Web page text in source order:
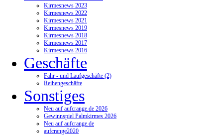
Kirmesnews 2023
Kirmesnews 2022
Kirmesnews 2021
Kirmesnews 2019
Kirmesnews 2018
Kirmesnews 2017
Kirmesnews 2016
Geschäfte
Fahr - und Laufgeschäfte (2)
Reihengeschäfte
Sonstiges
Neu auf aufcrange.de 2026
Gewinnspiel Palmkirmes 2026
Neu auf aufcrange.de
aufcrange2020